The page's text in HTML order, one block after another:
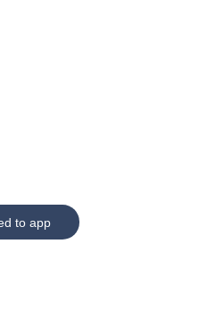
to app